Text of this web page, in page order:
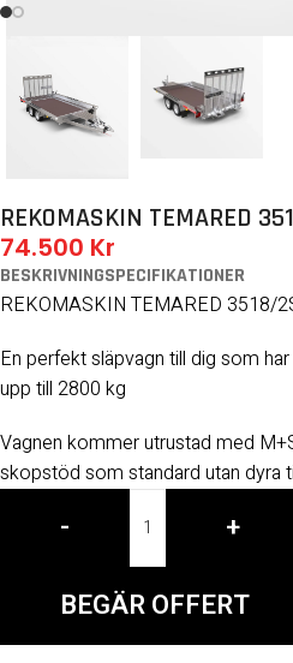
REKOMASKIN TEMARED
74.500 Kr
BESKRIVNINGSPECIFIKATIONER
REKOMASKIN TEMARED 3518/
En perfekt släpvagn till dig som
upp till 2800 kg
Vagnen kommer utrustad med
skopstöd som standard utan dyra
- +
BEGÄR OFFERT